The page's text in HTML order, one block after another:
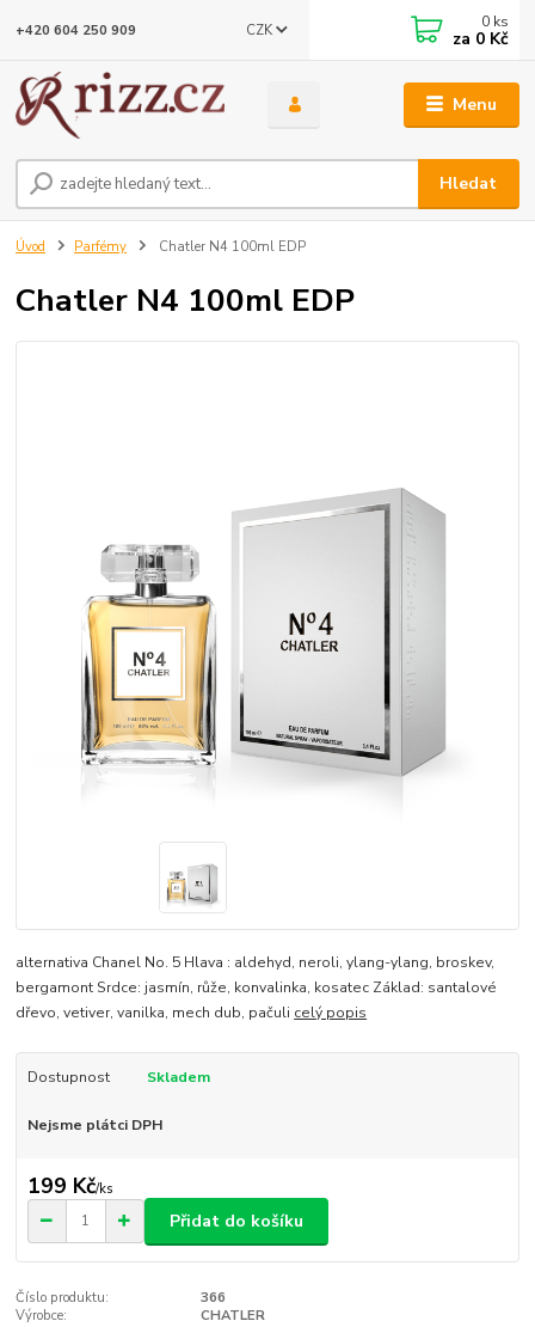
Menu
CZK
Hledat
+420 604 250 909 0 ks
za 0 Kč
Úvod Parfémy Chatler N4 100ml EDP
Chatler N4 100ml EDP
alternativa Chanel No. 5 Hlava : aldehyd, neroli, ylang-ylang, broskev,
bergamont Srdce: jasmín, růže, konvalinka, kosatec Základ: santalové
dřevo, vetiver, vanilka, mech dub, pačuli celý popis
Dostupnost Skladem
Nejsme plátci DPH
199 Kč/ks
Přidat do košíku
Číslo produktu:
366
Výrobce:
CHATLER